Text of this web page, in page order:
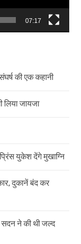
07:17
की एक कहानी
लिया जायजा
युकेश देंगे मुखाग्नि
दुकानें बंद कर
ने की थी जल्द